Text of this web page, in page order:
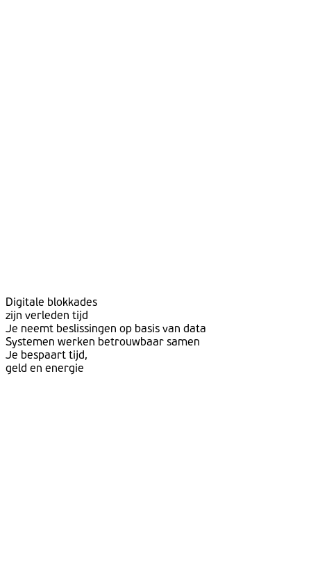
Digitale blokkades
zijn verleden tijd
Je neemt beslissingen op basis van data
Systemen werken betrouwbaar samen
Je bespaart tijd,
geld en energie